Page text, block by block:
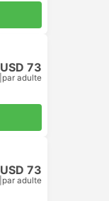
USD 73
par adulte
USD 73
par adulte